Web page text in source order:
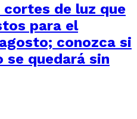
cortes de luz que
para el
conozca si
se quedará sin